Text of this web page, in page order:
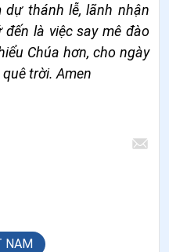
thánh lễ, lãnh nhận
là việc say mê đào
Chúa hơn, cho ngày
trời. Amen
NAM